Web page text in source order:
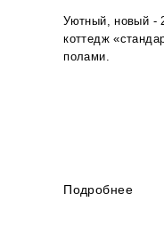
Уютный, новый -
коттедж
полами.
Подробнее